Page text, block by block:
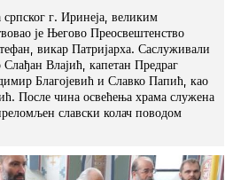
српског г. Иринеја, великим
је Његово Преосвештенство
викар Патријарха. Саслуживали
Влајић, капетан Предраг
Благојевић и Славко Папић, као
После чина освећења храма служена
славски колач поводом